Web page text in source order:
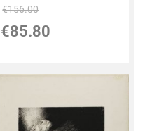
€156.00
€85.80